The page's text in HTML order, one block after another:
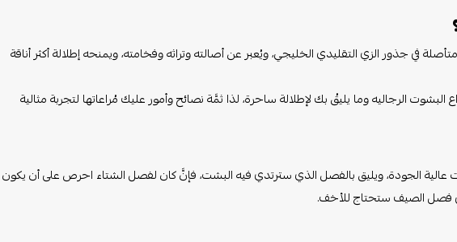
في جذور الزي التقليدي الخليجي، ويُعبر عن أصالته وتراثه وفخامته، ويمنحه إطلالة أكثر أناقة
البشوت الرجاليه وما يليقُ بك لإطلالة ساحرة، لذا ثمَّة نصائح وأمور عليك مُراعاتها لتجربة مثالية
الجودة، ويليق بالفصل الذي سترتدي فيه البشت، فإنَّ كان لفصل الشتاء احرص على أن يكون
فصل الصيف ستحتاج للأخف.